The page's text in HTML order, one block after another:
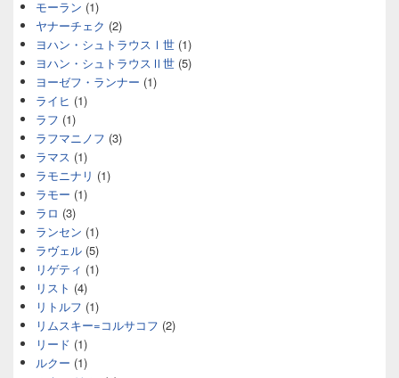
モーラン (1)
ヤナーチェク (2)
ヨハン・シュトラウスⅠ世 (1)
ヨハン・シュトラウスⅡ世 (5)
ヨーゼフ・ランナー (1)
ライヒ (1)
ラフ (1)
ラフマニノフ (3)
ラマス (1)
ラモニナリ (1)
ラモー (1)
ラロ (3)
ランセン (1)
ラヴェル (5)
リゲティ (1)
リスト (4)
リトルフ (1)
リムスキー=コルサコフ (2)
リード (1)
ルクー (1)